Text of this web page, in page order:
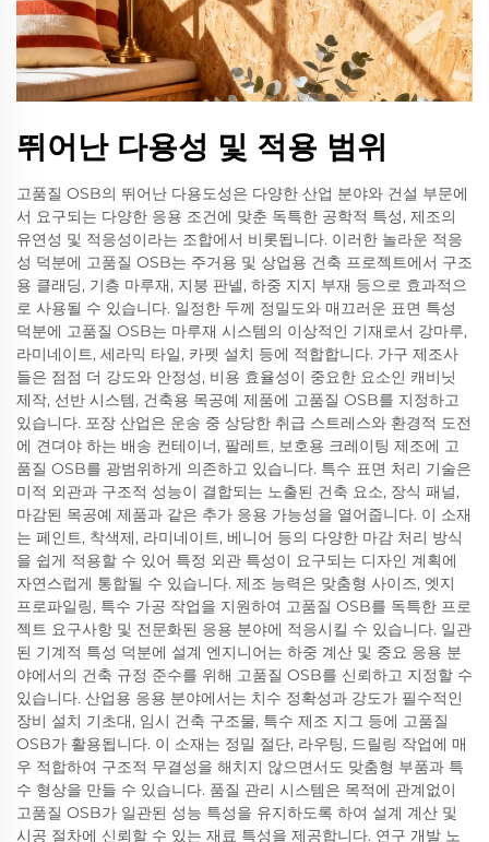
뛰어난 다용성 및 적용 범위
고품질 OSB의 뛰어난 다용도성은 다양한 산업 분야와 건설 부문에
서 요구되는 다양한 응용 조건에 맞춘 독특한 공학적 특성, 제조의
유연성 및 적응성이라는 조합에서 비롯됩니다. 이러한 놀라운 적응
성 덕분에 고품질 OSB는 주거용 및 상업용 건축 프로젝트에서 구조
용 클래딩, 기층 마루재, 지붕 판넬, 하중 지지 부재 등으로 효과적으
로 사용될 수 있습니다. 일정한 두께 정밀도와 매끄러운 표면 특성
덕분에 고품질 OSB는 마루재 시스템의 이상적인 기재로서 강마루,
라미네이트, 세라믹 타일, 카펫 설치 등에 적합합니다. 가구 제조사
들은 점점 더 강도와 안정성, 비용 효율성이 중요한 요소인 캐비닛
제작, 선반 시스템, 건축용 목공예 제품에 고품질 OSB를 지정하고
있습니다. 포장 산업은 운송 중 상당한 취급 스트레스와 환경적 도전
에 견뎌야 하는 배송 컨테이너, 팔레트, 보호용 크레이팅 제조에 고
품질 OSB를 광범위하게 의존하고 있습니다. 특수 표면 처리 기술은
미적 외관과 구조적 성능이 결합되는 노출된 건축 요소, 장식 패널,
마감된 목공예 제품과 같은 추가 응용 가능성을 열어줍니다. 이 소재
는 페인트, 착색제, 라미네이트, 베니어 등의 다양한 마감 처리 방식
을 쉽게 적용할 수 있어 특정 외관 특성이 요구되는 디자인 계획에
자연스럽게 통합될 수 있습니다. 제조 능력은 맞춤형 사이즈, 엣지
프로파일링, 특수 가공 작업을 지원하여 고품질 OSB를 독특한 프로
젝트 요구사항 및 전문화된 응용 분야에 적응시킬 수 있습니다. 일관
된 기계적 특성 덕분에 설계 엔지니어는 하중 계산 및 중요 응용 분
야에서의 건축 규정 준수를 위해 고품질 OSB를 신뢰하고 지정할 수
있습니다. 산업용 응용 분야에서는 치수 정확성과 강도가 필수적인
장비 설치 기초대, 임시 건축 구조물, 특수 제조 지그 등에 고품질
OSB가 활용됩니다. 이 소재는 정밀 절단, 라우팅, 드릴링 작업에 매
우 적합하여 구조적 무결성을 해치지 않으면서도 맞춤형 부품과 특
수 형상을 만들 수 있습니다. 품질 관리 시스템은 목적에 관계없이
고품질 OSB가 일관된 성능 특성을 유지하도록 하여 설계 계산 및
시공 절차에 신뢰할 수 있는 재료 특성을 제공합니다. 연구 개발 노